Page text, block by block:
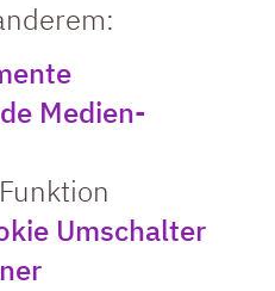
Medien-
Umschalter